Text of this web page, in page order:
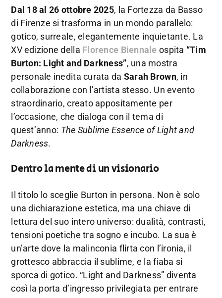
Dal 18 al 26 ottobre 2025, la Fortezza da Basso
di Firenze si trasforma in un mondo parallelo:
gotico, surreale, elegantemente inquietante. La
XV edizione della Florence Biennale ospita “Tim
Burton: Light and Darkness”, una mostra
personale inedita curata da Sarah Brown, in
collaborazione con l’artista stesso. Un evento
straordinario, creato appositamente per
l’occasione, che dialoga con il tema di
quest’anno: The Sublime Essence of Light and
Darkness.
Dentro la mente di un visionario
Il titolo lo sceglie Burton in persona. Non è solo
una dichiarazione estetica, ma una chiave di
lettura del suo intero universo: dualità, contrasti,
tensioni poetiche tra sogno e incubo. La sua è
un’arte dove la malinconia flirta con l’ironia, il
grottesco abbraccia il sublime, e la fiaba si
sporca di gotico. “Light and Darkness” diventa
così la porta d’ingresso privilegiata per entrare